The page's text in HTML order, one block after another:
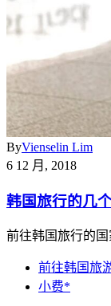
ByVienselin Lim
6 12 月, 2018
韩国旅行的几
前往韩国旅行的
前往韩国旅
小费*